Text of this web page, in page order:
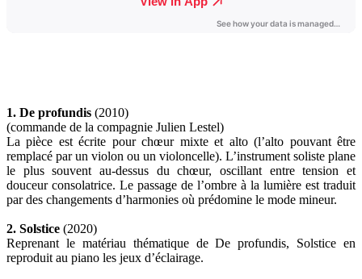
1. De profundis (2010)
(commande de la compagnie Julien Lestel)
La pièce est écrite pour chœur mixte et alto (l’alto pouvant être
remplacé par un violon ou un violoncelle). L’instrument soliste plane
le plus souvent au-dessus du chœur, oscillant entre tension et
douceur consolatrice. Le passage de l’ombre à la lumière est traduit
par des changements d’harmonies où prédomine le mode mineur.
2. Solstice (2020)
Reprenant le matériau thématique de De profundis, Solstice en
reproduit au piano les jeux d’éclairage.